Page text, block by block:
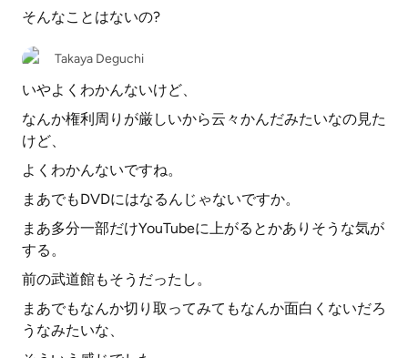
そんなことはないの?
Takaya Deguchi
いやよくわかんないけど、
なんか権利周りが厳しいから云々かんだみたいなの見た
けど、
よくわかんないですね。
まあでもDVDにはなるんじゃないですか。
まあ多分一部だけYouTubeに上がるとかありそうな気が
する。
前の武道館もそうだったし。
まあでもなんか切り取ってみてもなんか面白くないだろ
うなみたいな、